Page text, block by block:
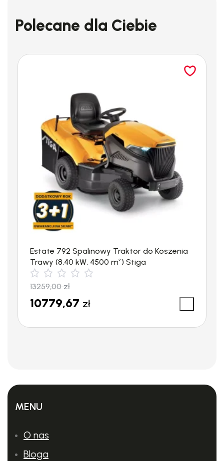
Polecane dla Ciebie
Estate 792 Spalinowy Traktor do Koszenia
Trawy (8,40 kW, 4500 m²) Stiga
13259,00zł
10779,67 zł
MENU
O nas
Bloga